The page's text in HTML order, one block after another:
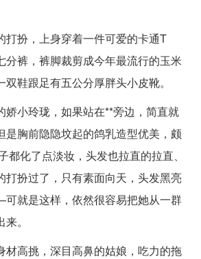
打扮，上身穿着一件可爱的卡通T
分裤，裤脚裁剪成今年最流行的玉米
鞋跟足有五公分厚胖头小皮靴。
娇小玲珑，如果站在**旁边，简直就
是胸前隐隐坟起的鸽乳造型优美，颇
都化了点淡妆，头发也拉直的拉直、
打扮过了，只有素面向天，头发黑亮
就是这样，依然很容易把她从一群
。
材高挑，深目高鼻的姑娘，吃力的拖